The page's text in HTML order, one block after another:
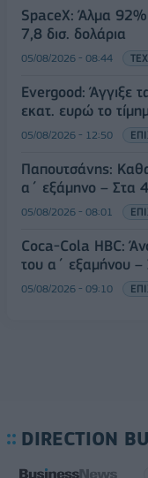
SpaceX: Άλμα 92%
7,8 δισ. δολάρια
05/08/2026 - 08:44
Evergood: Άγγιξε
εκατ. ευρώ το
05/08/2026 - 12:50
Παπουτσάνης:
α΄ εξάμηνο – Στα
05/08/2026 - 08:01
Coca-Cola HBC:
του α΄ εξαμήνου
05/08/2026 - 09:10
DIRECTION